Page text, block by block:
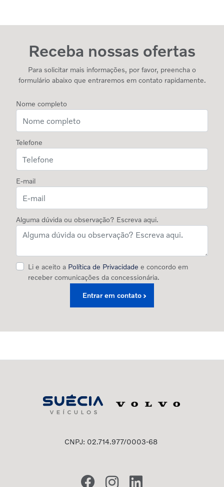
Receba nossas ofertas
Para solicitar mais informações, por favor, preencha o
formulário abaixo que entraremos em contato rapidamente.
Nome completo
Telefone
E-mail
Alguma dúvida ou observação? Escreva aqui.
Li e aceito a Política de Privacidade e concordo em
receber comunicações da concessionária.
Entrar em contato
CNPJ: 02.714.977/0003-68